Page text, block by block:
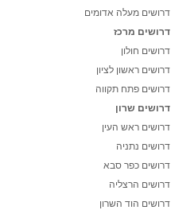
דרושים מעלה אדומים
דרושים מרכז
דרושים חולון
דרושים ראשון לציון
דרושים פתח תקווה
דרושים שרון
דרושים ראש העין
דרושים נתניה
דרושים כפר סבא
דרושים הרצליה
דרושים הוד השרון